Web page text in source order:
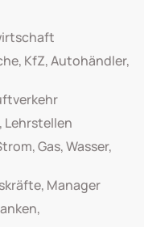
KfZ, Autohändler,
Lehrstellen
Gas, Wasser,
Manager